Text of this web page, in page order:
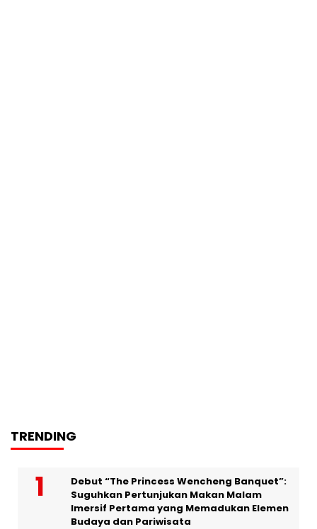
TRENDING
Debut “The Princess Wencheng Banquet”:
Suguhkan Pertunjukan Makan Malam
Imersif Pertama yang Memadukan Elemen
Budaya dan Pariwisata